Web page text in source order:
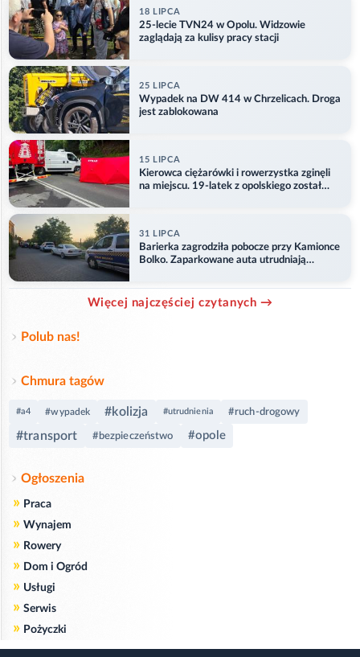
18 LIPCA
25-lecie TVN24 w Opolu. Widzowie
zaglądają za kulisy pracy stacji
25 LIPCA
Wypadek na DW 414 w Chrzelicach. Droga
jest zablokowana
15 LIPCA
Kierowca ciężarówki i rowerzystka zginęli
na miejscu. 19-latek z opolskiego został
31 LIPCA
Barierka zagrodziła pobocze przy Kamionce
Bolko. Zaparkowane auta utrudniają
Więcej najczęściej czytanych →
Polub nas!
Chmura tagów
#a4 #wypadek #kolizja #utrudnienia #ruch-drogowy
#transport #bezpieczeństwo #opole
Ogłoszenia
» Praca
» Wynajem
» Rowery
» Dom i Ogród
» Usługi
» Serwis
» Pożyczki